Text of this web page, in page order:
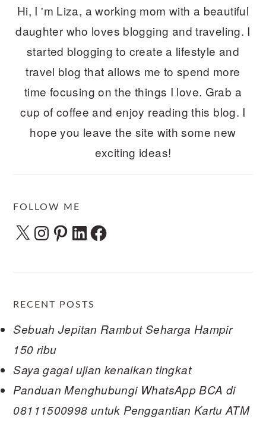
Hi, I 'm Liza, a working mom with a beautiful
daughter who loves blogging and traveling. I
started blogging to create a lifestyle and
travel blog that allows me to spend more
time focusing on the things I love. Grab a
cup of coffee and enjoy reading this blog. I
hope you leave the site with some new
exciting ideas!
FOLLOW ME
X Instagram
Pinterest
LinkedInFacebook
RECENT POSTS
Sebuah Jepitan Rambut Seharga Hampir
150 ribu
Saya gagal ujian kenaikan tingkat
Panduan Menghubungi WhatsApp BCA di
08111500998 untuk Penggantian Kartu ATM